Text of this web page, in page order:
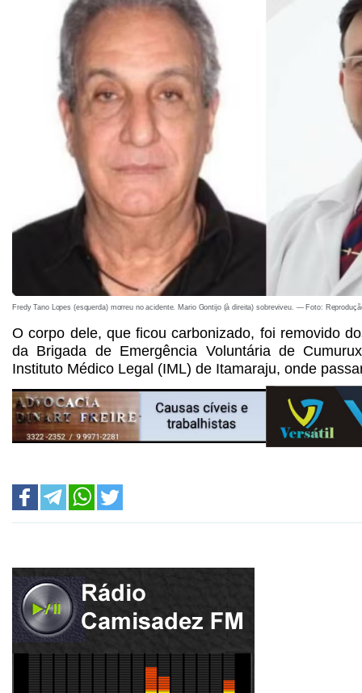
Fredy Tano Lopes (esquerda) morreu no acidente. Mario Gontijo (à direita) sobreviveu. — Foto:
O corpo dele, que ficou carbonizado, foi removido
da Brigada de Emergência Voluntária de
Instituto Médico Legal (IML) de Itamaraju, onde